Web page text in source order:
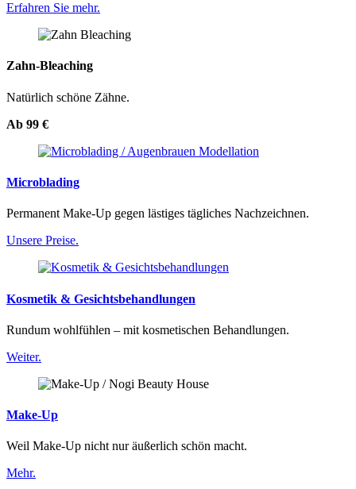
Erfahren Sie mehr.
Zahn-Bleaching
Natürlich schöne Zähne.
Ab 99 €
Microblading
Permanent Make-Up gegen lästiges tägliches Nachzeichnen.
Unsere Preise.
Kosmetik & Gesichtsbehandlungen
Rundum wohlfühlen – mit kosmetischen Behandlungen.
Weiter.
Make-Up
Weil Make-Up nicht nur äußerlich schön macht.
Mehr.